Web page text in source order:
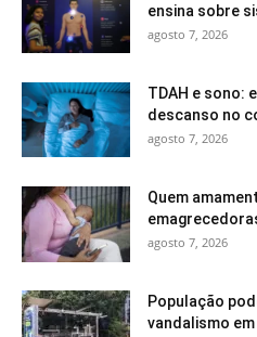
ensina sobre
agosto 7, 2026
TDAH e sono:
descanso no
agosto 7, 2026
Quem
agosto 7, 2026
População
vandalismo